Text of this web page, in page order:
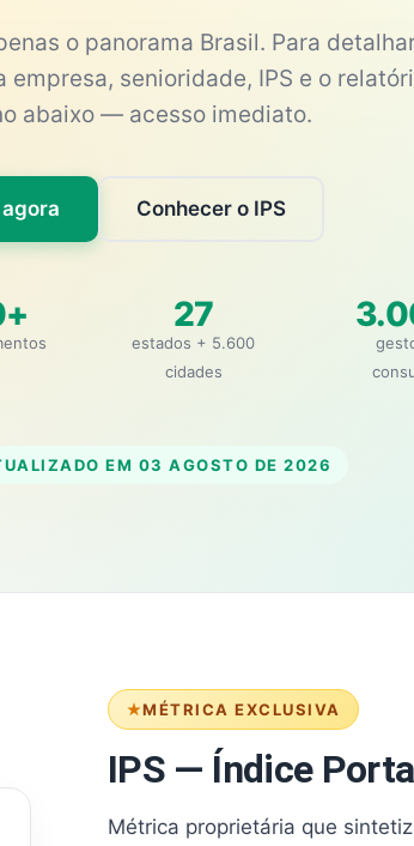
o panorama Brasil. Para
senioridade, IPS e o
abaixo — acesso imediato.
Conhecer o IPS
27
estados + 5.600
cidades
EM 03 AGOSTO DE 2026
MÉTRICA EXCLUSIVA
IPS — Índice
Métrica proprietária que